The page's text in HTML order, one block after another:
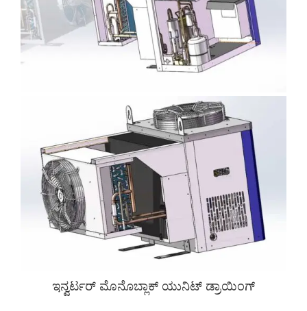
ಇನ್ವರ್ಟರ್ ಮೊನೊಬ್ಲಾಕ್ ಯುನಿಟ್ ಡ್ರಾಯಿಂಗ್